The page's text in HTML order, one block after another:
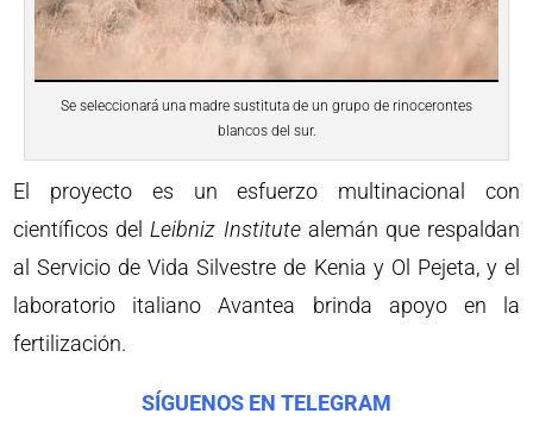
Se seleccionará una madre sustituta de un grupo de rinocerontes
blancos del sur.
El proyecto es un esfuerzo multinacional con
científicos del Leibniz Institutealemán que respaldan
al Servicio de Vida Silvestre de Kenia y Ol Pejeta, y el
laboratorio italiano Avantea brinda apoyo en la
fertilización.
SÍGUENOS EN TELEGRAM